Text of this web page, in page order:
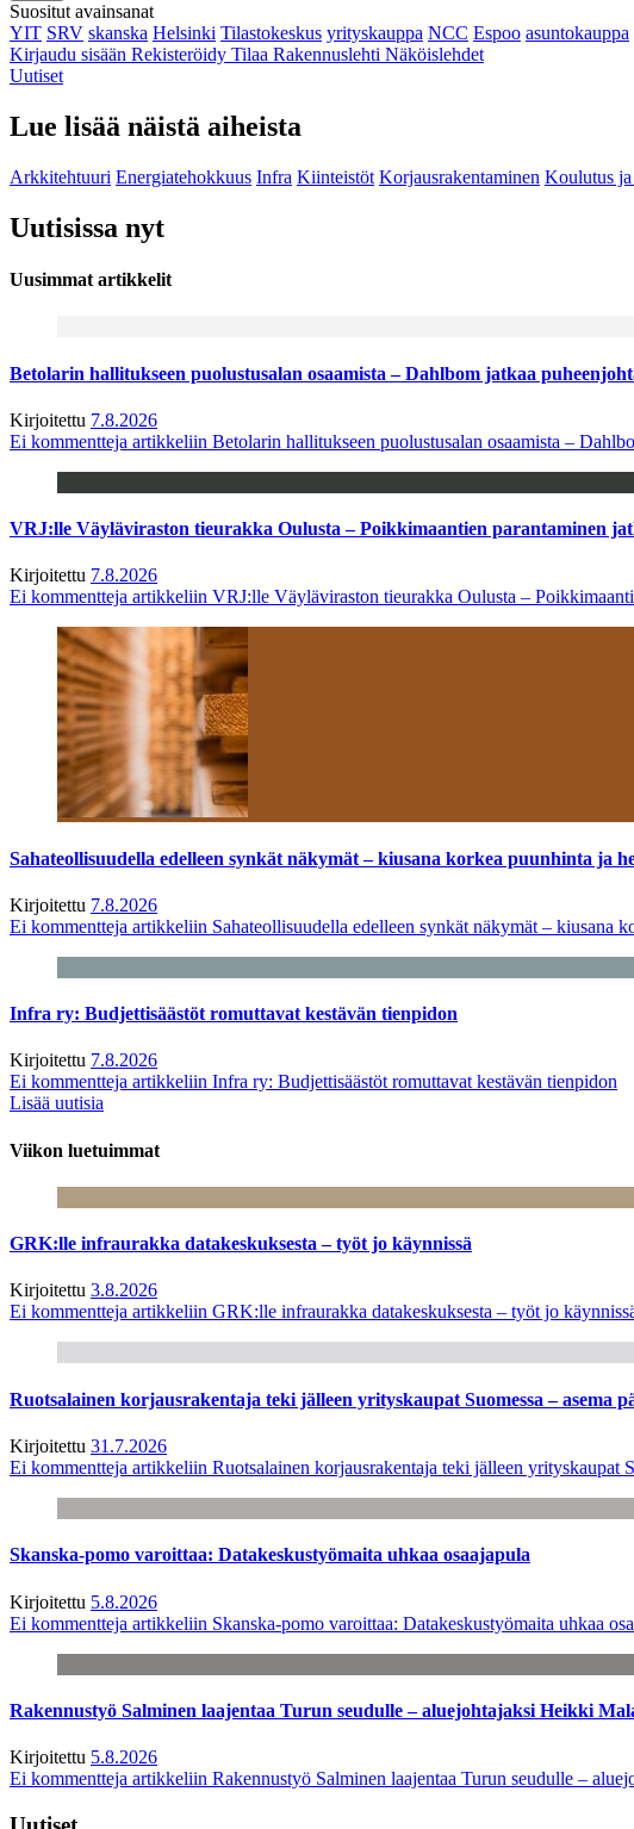
Suositut avainsanat
YIT SRV skanska Helsinki Tilastokeskus yrityskauppa NCC Espoo asuntokauppa
Kirjaudu sisään Rekisteröidy Tilaa Rakennuslehti Näköislehdet
Uutiset
Lue lisää näistä aiheista
Arkkitehtuuri Energiatehokkuus Infra Kiinteistöt Korjausrakentaminen Koulutus
Uutisissa nyt
Uusimmat artikkelit
Betolarin hallitukseen puolustusalan osaamista – Dahlbom jatkaa
Kirjoitettu 7.8.2026
Ei kommentteja artikkeliin Betolarin hallitukseen puolustusalan osaamista –
VRJ:lle Väyläviraston tieurakka Oulusta – Poikkimaantien parantaminen
Kirjoitettu 7.8.2026
Ei kommentteja artikkeliin VRJ:lle Väyläviraston tieurakka Oulusta –
Sahateollisuudella edelleen synkät näkymät – kiusana korkea puunhinta ja
Kirjoitettu 7.8.2026
Ei kommentteja artikkeliin Sahateollisuudella edelleen synkät näkymät – kiusana
Infra ry: Budjettisäästöt romuttavat kestävän tienpidon
Kirjoitettu 7.8.2026
Ei kommentteja artikkeliin Infra ry: Budjettisäästöt romuttavat kestävän tienpidon
Lisää uutisia
Viikon luetuimmat
GRK:lle infraurakka datakeskuksesta – työt jo käynnissä
Kirjoitettu 3.8.2026
Ei kommentteja artikkeliin GRK:lle infraurakka datakeskuksesta – työt jo
Ruotsalainen korjausrakentaja teki jälleen yrityskaupat Suomessa – asema
Kirjoitettu 31.7.2026
Ei kommentteja artikkeliin Ruotsalainen korjausrakentaja teki jälleen yrityskaupat
Skanska-pomo varoittaa: Datakeskustyömaita uhkaa osaajapula
Kirjoitettu 5.8.2026
Ei kommentteja artikkeliin Skanska-pomo varoittaa: Datakeskustyömaita uhkaa
Rakennustyö Salminen laajentaa Turun seudulle – aluejohtajaksi Heikki
Kirjoitettu 5.8.2026
Ei kommentteja artikkeliin Rakennustyö Salminen laajentaa Turun seudulle –